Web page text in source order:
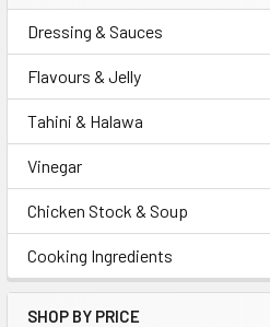
Sidebar
Dressing & Sauces
Flavours & Jelly
Tahini & Halawa
Vinegar
Chicken Stock & Soup
Cooking Ingredients
SHOP BY PRICE